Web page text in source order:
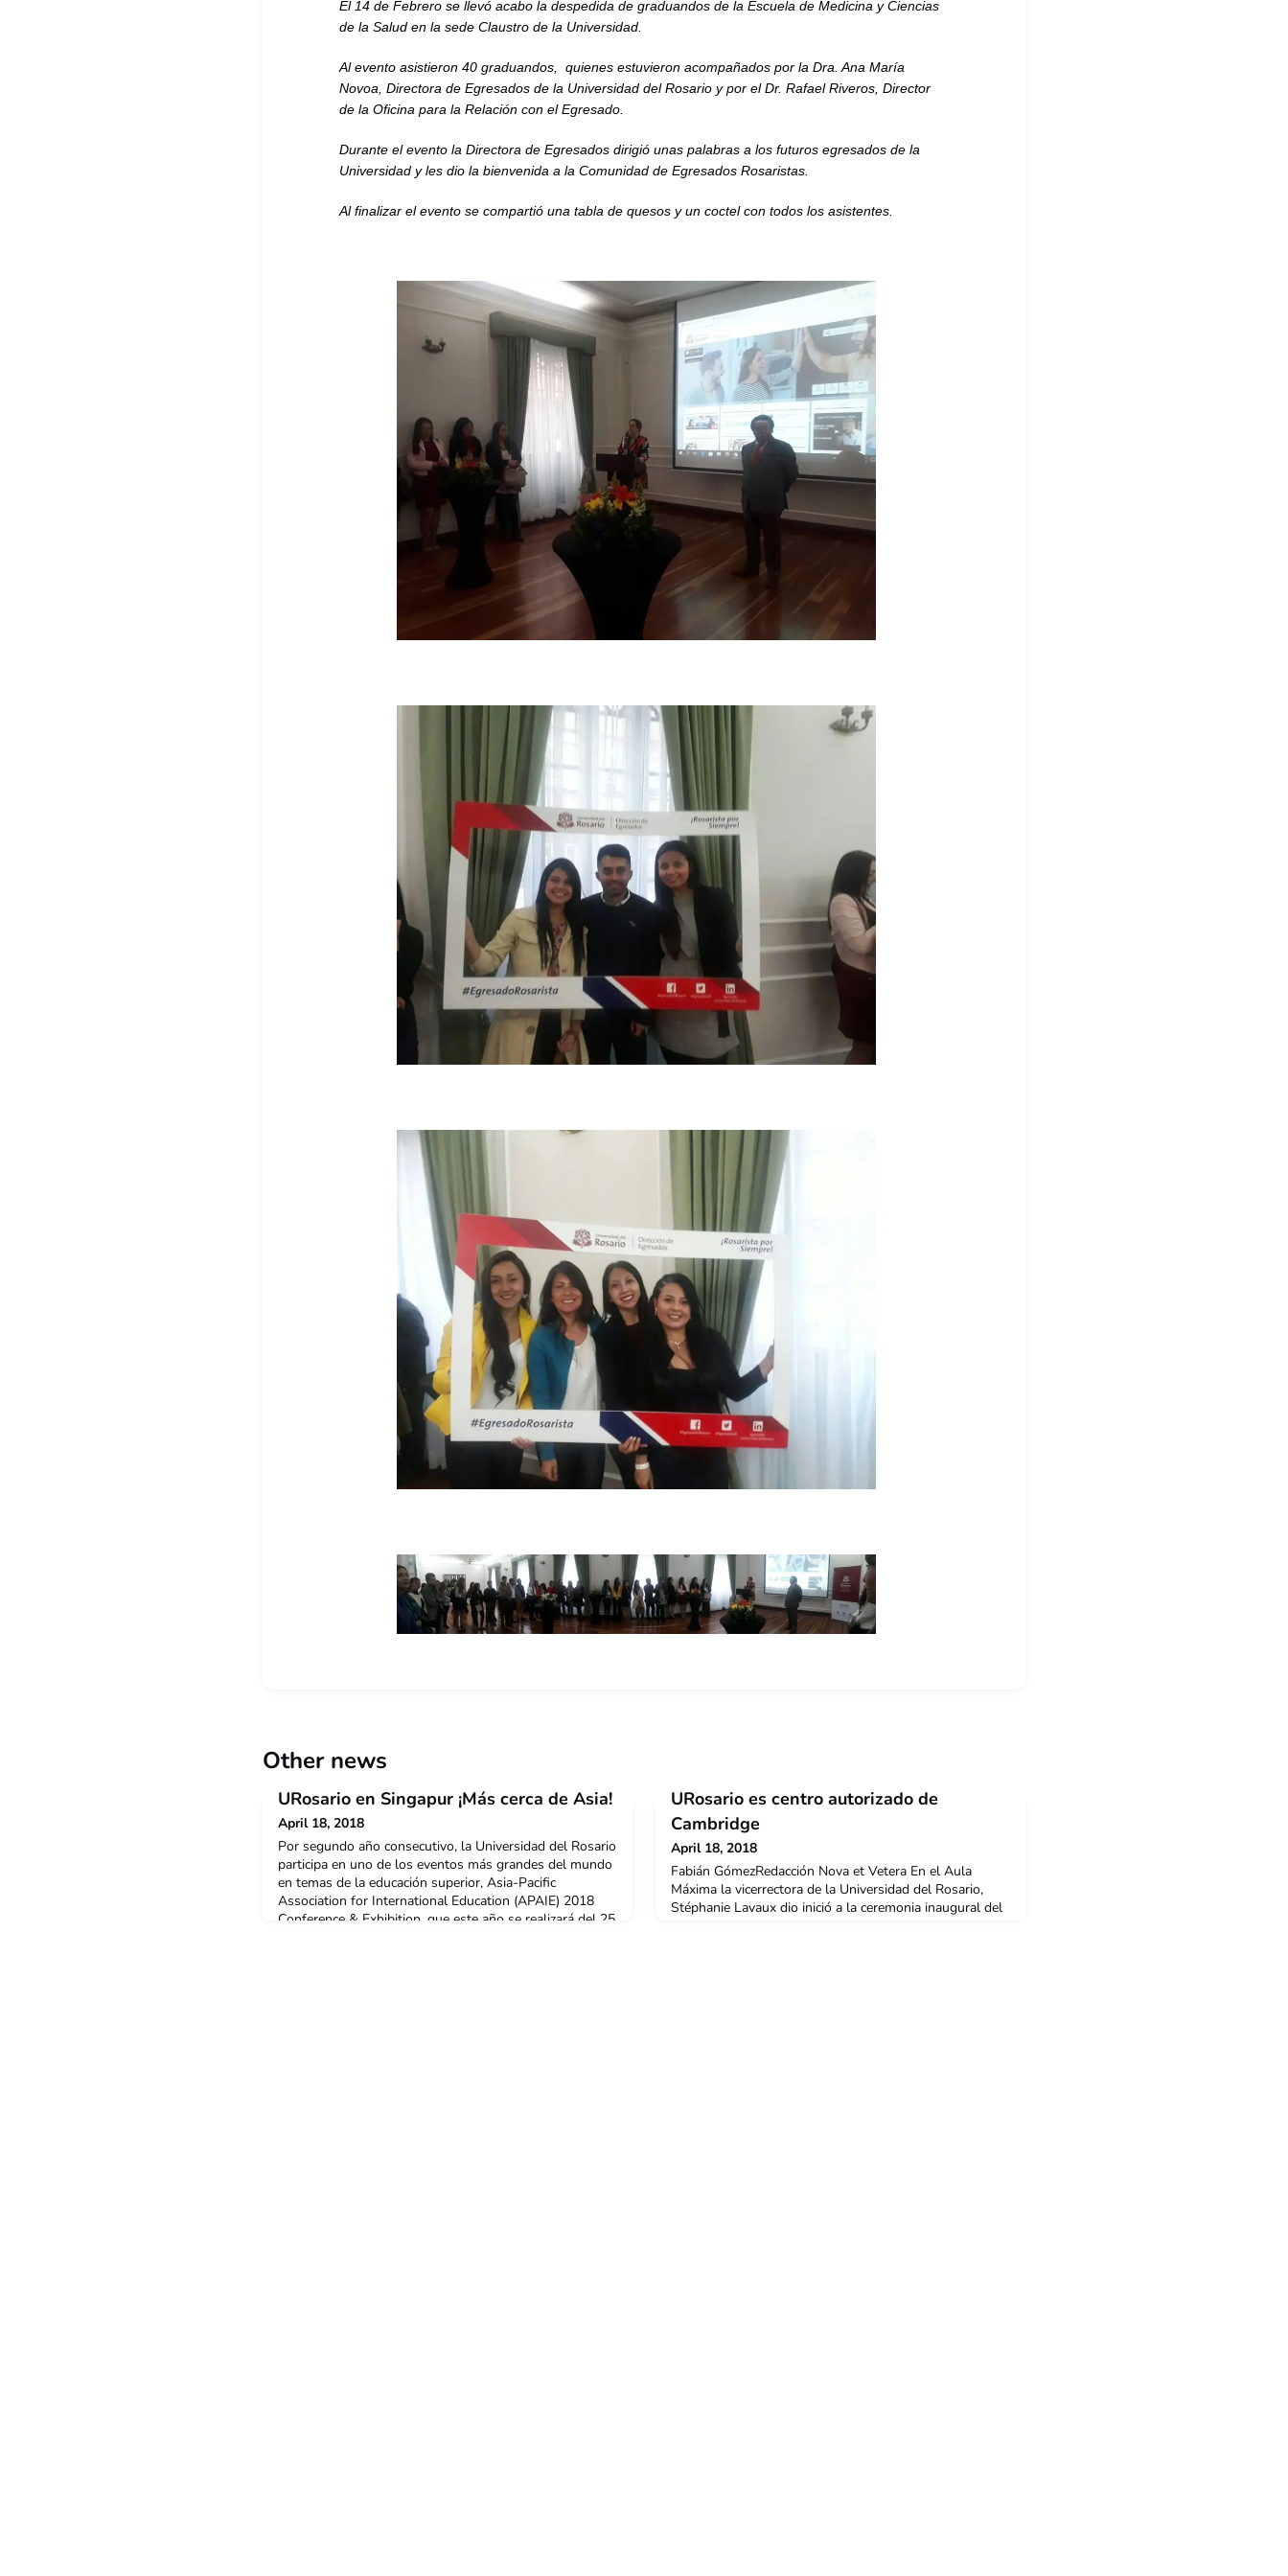
El 14 de Febrero se llevó acabo la despedida de graduandos de la Escuela de Medicina y Ciencias
de la Salud en la sede Claustro de la Universidad.
Al evento asistieron 40 graduandos, quienes estuvieron acompañados por la Dra. Ana María
Novoa, Directora de Egresados de la Universidad del Rosario y por el Dr. Rafael Riveros, Director
de la Oficina para la Relación con el Egresado.
Durante el evento la Directora de Egresados dirigió unas palabras a los futuros egresados de la
Universidad y les dio la bienvenida a la Comunidad de Egresados Rosaristas.
Al finalizar el evento se compartió una tabla de quesos y un coctel con todos los asistentes.
Other news
URosario en Singapur ¡Más cerca de Asia!
April 18, 2018
Por segundo año consecutivo, la Universidad del Rosario
participa en uno de los eventos más grandes del mundo
en temas de la educación superior, Asia-Pacific
Association for International Education (APAIE) 2018
Conference & Exhibition, que este año se realizará del 25
URosario es centro autorizado de
Cambridge
April 18, 2018
Fabián GómezRedacción Nova et Vetera En el Aula
Máxima la vicerrectora de la Universidad del Rosario,
Stéphanie Lavaux dio inició a la ceremonia inaugural del